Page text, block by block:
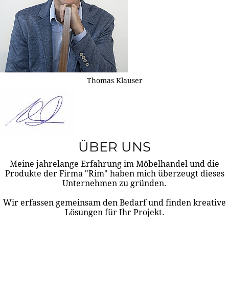
Thomas Klauser
ÜBER UNS
Meine jahrelange Erfahrung im Möbelhandel und die
Produkte der Firma "Rim" haben mich überzeugt dieses
Unternehmen zu gründen.
Wir erfassen gemeinsam den Bedarf und finden kreative
Lösungen für Ihr Projekt.